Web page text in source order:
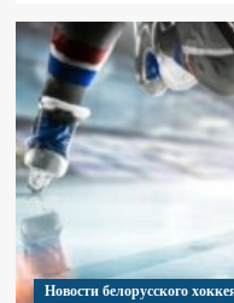
Новости белорусского